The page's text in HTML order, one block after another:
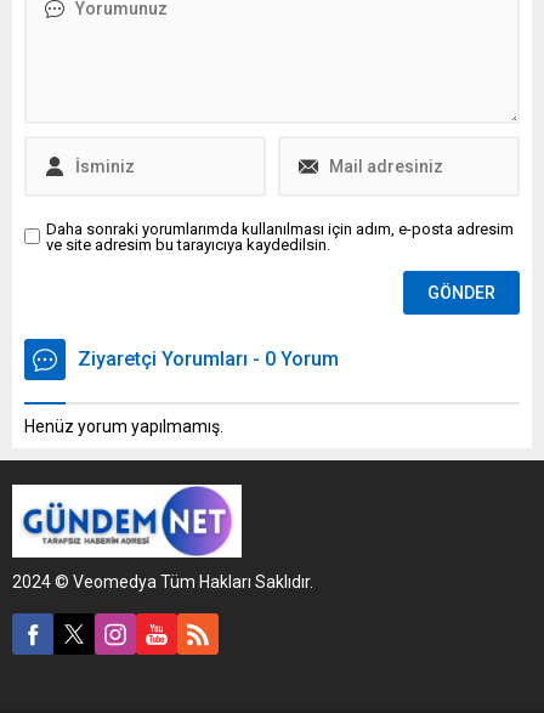
Daha sonraki yorumlarımda kullanılması için adım, e-posta adresim
ve site adresim bu tarayıcıya kaydedilsin.
Ziyaretçi Yorumları - 0 Yorum
Henüz yorum yapılmamış.
2024 © Veomedya Tüm Hakları Saklıdır.